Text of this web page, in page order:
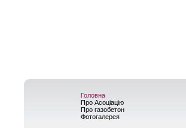
Головна
Про Асоціацію
Про газобетон
Фотогалерея